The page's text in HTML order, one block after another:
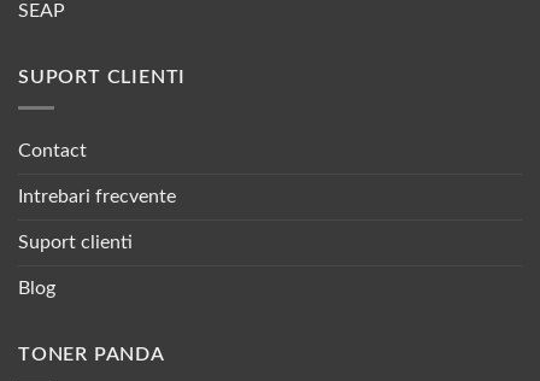
SEAP
SUPORT CLIENTI
Contact
Intrebari frecvente
Suport clienti
Blog
TONER PANDA